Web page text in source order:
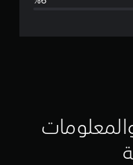
ت
ي